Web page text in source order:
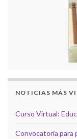
NOTICIAS MÁS
Curso Virtual:
Convocatoria para